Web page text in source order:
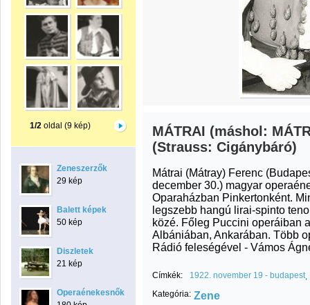
1/2 oldal (9 kép)
Zeneszerzők
29 kép
Balett képek
50 kép
Diszletek
21 kép
Operaénekesnők
MÁTRAI (máshol:
(Strauss: Cigánybáró)
Mátrai (Mátray) Ferenc
december 30.) magyar
Oparaházban Pinkertonként.
legszebb hangú lirai-spinto
közé. Főleg Puccini operáiban
Albániában, Ankarában. Több
Rádió feleségével - Vámos
Címkék:
1922. november 19 - budapest
Kategória: Zene